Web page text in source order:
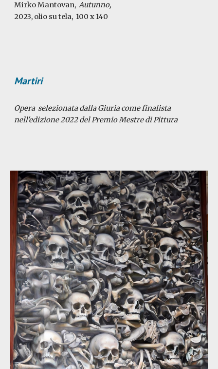
Mirko Mantovan, Autunno,
2023, olio su tela, 100 x 140
Martiri
Opera selezionata dalla Giuria come finalista
nell'edizione 2022 del Premio Mestre di Pittura